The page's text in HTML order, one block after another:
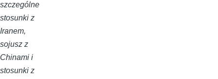
szczególne
stosunki z
Iranem,
sojusz z
Chinami i
stosunki z